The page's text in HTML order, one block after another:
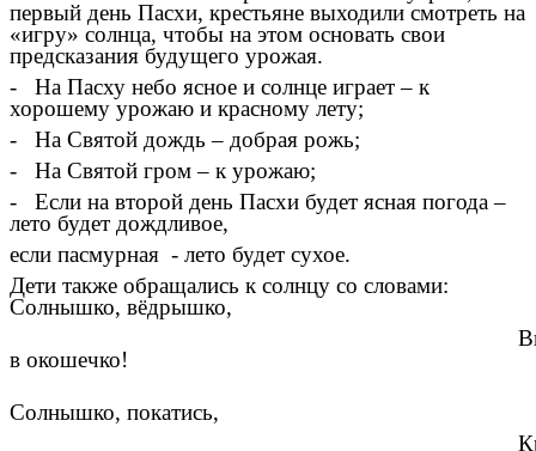
первый день Пасхи, крестьяне выходили смотреть на
«игру» солнца, чтобы на этом основать свои
предсказания будущего урожая.
- На Пасху небо ясное и солнце играет – к
хорошему урожаю и красному лету;
- На Святой дождь – добрая рожь;
- На Святой гром – к урожаю;
- Если на второй день Пасхи будет ясная погода –
лето будет дождливое,
если пасмурная - лето будет сухое.
Дети также обращались к солнцу со словами:
Солнышко, вёдрышко,
в окошечко!
Солнышко, покатись,